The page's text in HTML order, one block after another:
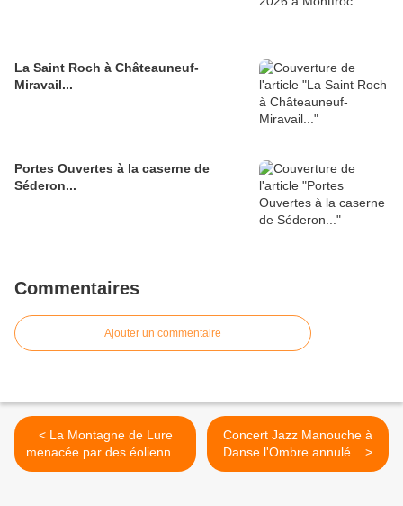
La Saint Roch à Châteauneuf-
Miravail...
Portes Ouvertes à la caserne de
Séderon...
Commentaires
Ajouter un commentaire
< La Montagne de Lure
menacée par des éoliennes
géantes...
Concert Jazz Manouche à
Danse l'Ombre annulé... >